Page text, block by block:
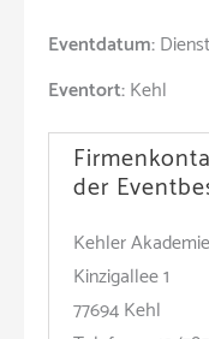
Eventdatum:
Eventort:Kehl
der
Kehler
Kinzigallee 1
77694 Kehl